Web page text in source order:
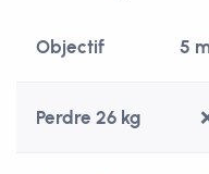
Objectif 5
Perdre 26 kg